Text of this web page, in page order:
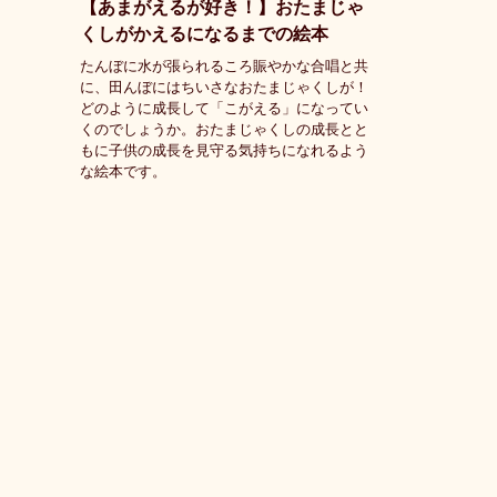
【あまがえるが好き！】おたまじゃ
くしがかえるになるまでの絵本
たんぼに水が張られるころ賑やかな合唱と共
に、田んぼにはちいさなおたまじゃくしが！
どのように成長して「こがえる」になってい
くのでしょうか。おたまじゃくしの成長とと
もに子供の成長を見守る気持ちになれるよう
な絵本です。